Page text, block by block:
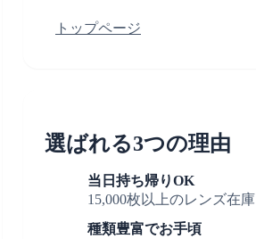
トップページ
選ばれる3つの理由
当日持ち帰りOK
15,000枚以上のレンズ在庫
種類豊富でお手頃